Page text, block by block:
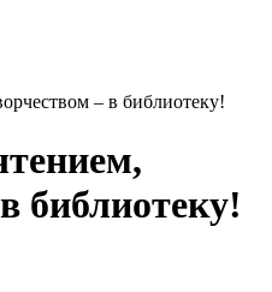
– в библиотеку!
библиотеку!